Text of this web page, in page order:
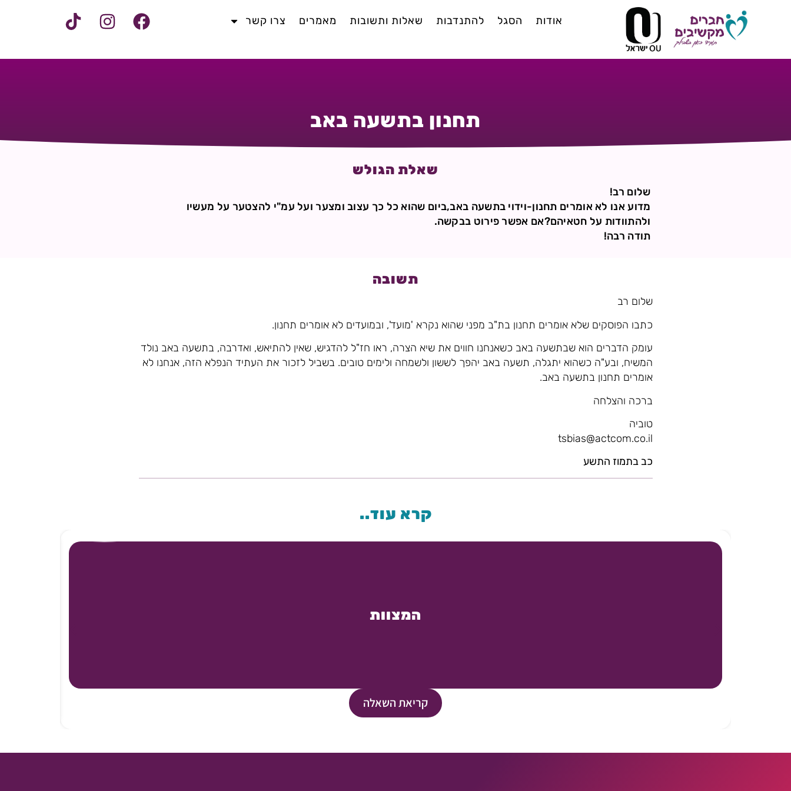
אודות הסגל להתנדבות שאלות ותשובות מאמרים צרו קשר
תחנון בתשעה באב
שאלת הגולש
שלום רב!
מדוע אנו לא אומרים תחנון-וידוי בתשעה באב,ביום שהוא כל כך עצוב ומצער ועל עמ"י להצטער על מעשיו
ולהתוודות על חטאיהם?אם אפשר פירוט בבקשה.
תודה רבה!
תשובה
שלום רב
כתבו הפוסקים שלא אומרים תחנון בת"ב מפני שהוא נקרא 'מועד', ובמועדים לא אומרים תחנון.
עומק הדברים הוא שבתשעה באב כשאנחנו חווים את שיא הצרה, ראו חז"ל להדגיש, שאין להתיאש, ואדרבה, בתשעה באב נולד
המשיח, ובע"ה כשהוא יתגלה, תשעה באב יהפך לששון ולשמחה ולימים טובים. בשביל לזכור את העתיד הנפלא הזה, אנחנו לא
אומרים תחנון בתשעה באב.
ברכה והצלחה
טוביה
tsbias@actcom.co.il
כב בתמוז התשע
קרא עוד..
המצוות
קריאת השאלה